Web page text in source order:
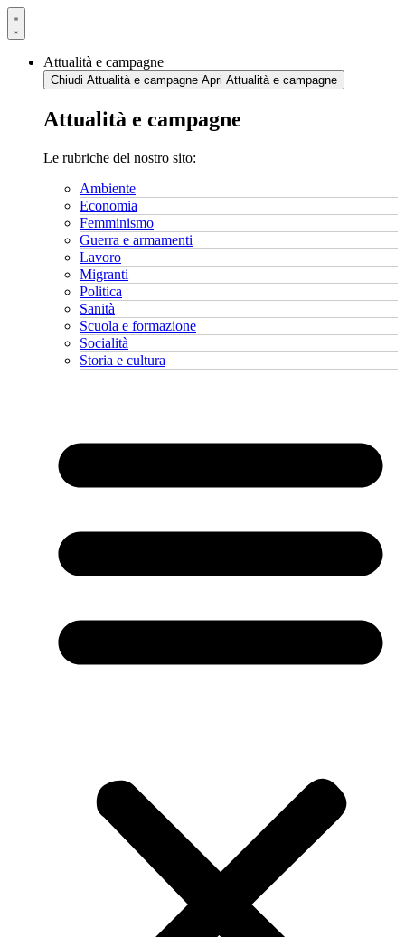
Vai
al
Attualità e campagne
Chiudi Attualità e campagne Apri Attualità e campagne
Attualità e campagne
Le rubriche del nostro sito:
Ambiente
Economia
Femminismo
Guerra e armamenti
Lavoro
Migranti
Politica
Sanità
Scuola e formazione
Socialità
Storia e cultura